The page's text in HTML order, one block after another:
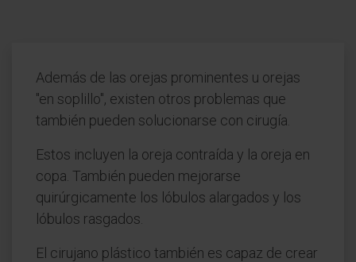
Además de las orejas prominentes u orejas
"en soplillo", existen otros problemas que
también pueden solucionarse con cirugía.
Estos incluyen la oreja contraída y la oreja en
copa. También pueden mejorarse
quirúrgicamente los lóbulos alargados y los
lóbulos rasgados.
El cirujano plástico también es capaz de crear